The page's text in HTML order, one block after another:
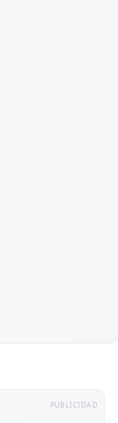
PUBLICIDAD